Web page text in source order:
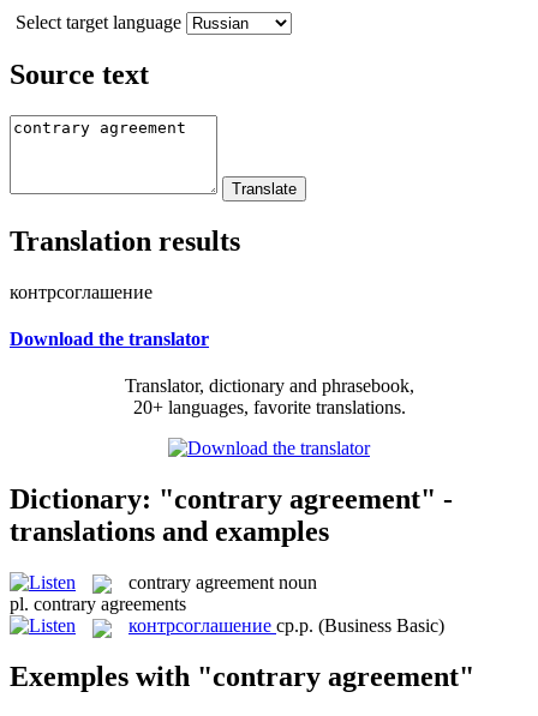
Select target language
Source text
Translation results
контрсоглашение
Download the translator
Translator, dictionary and phrasebook,
20+ languages, favorite translations.
Dictionary: "contrary agreement" -
translations and examples
contrary agreement noun
pl. contrary agreements
контрсоглашение ср.р. (Business Basic)
Exemples with "contrary agreement"